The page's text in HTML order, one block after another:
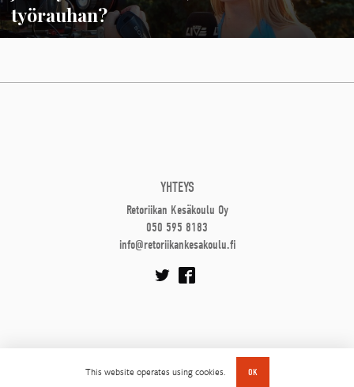
This website operates using cookies. OK
työrauhan?
YHTEYS
Retoriikan Kesäkoulu Oy
050 595 8183
info@retoriikankesakoulu.fi